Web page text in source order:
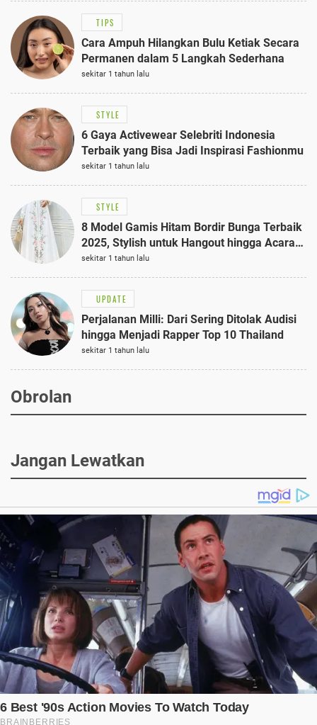
TIPS
Cara Ampuh Hilangkan Bulu Ketiak Secara
Permanen dalam 5 Langkah Sederhana
sekitar 1 tahun lalu
STYLE
6 Gaya Activewear Selebriti Indonesia
Terbaik yang Bisa Jadi Inspirasi Fashionmu
sekitar 1 tahun lalu
STYLE
8 Model Gamis Hitam Bordir Bunga Terbaik
2025, Stylish untuk Hangout hingga Acara
Semi-Formal
sekitar 1 tahun lalu
UPDATE
Perjalanan Milli: Dari Sering Ditolak Audisi
hingga Menjadi Rapper Top 10 Thailand
sekitar 1 tahun lalu
Obrolan
Jangan Lewatkan